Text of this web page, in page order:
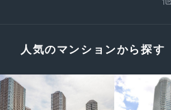
人気のマンションから探す